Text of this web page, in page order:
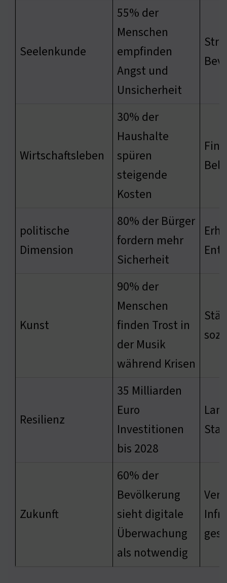
Seelenkunde
55% der
Menschen
empfinden
Angst und
Unsicherheit
Wirtschaftsleben
30% der
Haushalte
spüren
steigende
Kosten
politische
Dimension
80% der Bürger
fordern mehr
Sicherheit
Kunst
90% der
Menschen
finden Trost in
der Musik
während Krisen
Resilienz
35 Milliarden
Euro
Investitionen
bis 2028
Zukunft
60% der
Bevölkerung
sieht digitale
Überwachung
als notwendig